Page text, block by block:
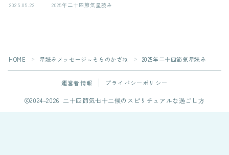
2025.05.22 2025年二十四節気星読み
HOME ＞ 星読みメッセージ～そらのかざね ＞ 2025年二十四節気星読み
運営者情報 プライバシーポリシー
2024–2026 二十四節気七十二候のスピリチュアルな過ごし方